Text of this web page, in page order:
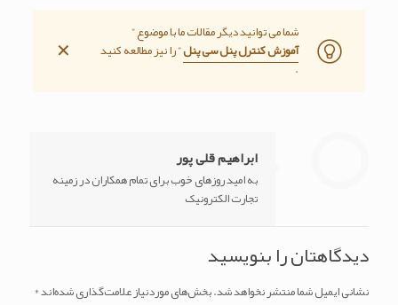
شما می توانید دیگر مقالات ما با موضوع ”
آموزش کنترل پنل سی پنل” را نیز مطالعه کنید
.
✕
ابراهیم قلی پور
به امید روزهای خوب برای تمام همکاران در زمینه
تجارت الکترونیک
دیدگاهتان را بنویسید
نشانی ایمیل شما منتشر نخواهد شد.بخش‌های موردنیاز علامت‌گذاری شده‌اند*